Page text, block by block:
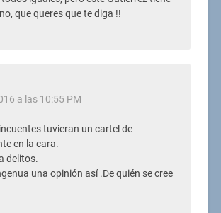
que queres que te diga !!
a las 10:55 PM
tuvieran un cartel de
en la cara.
delitos.
una opinión así .De quién se cree